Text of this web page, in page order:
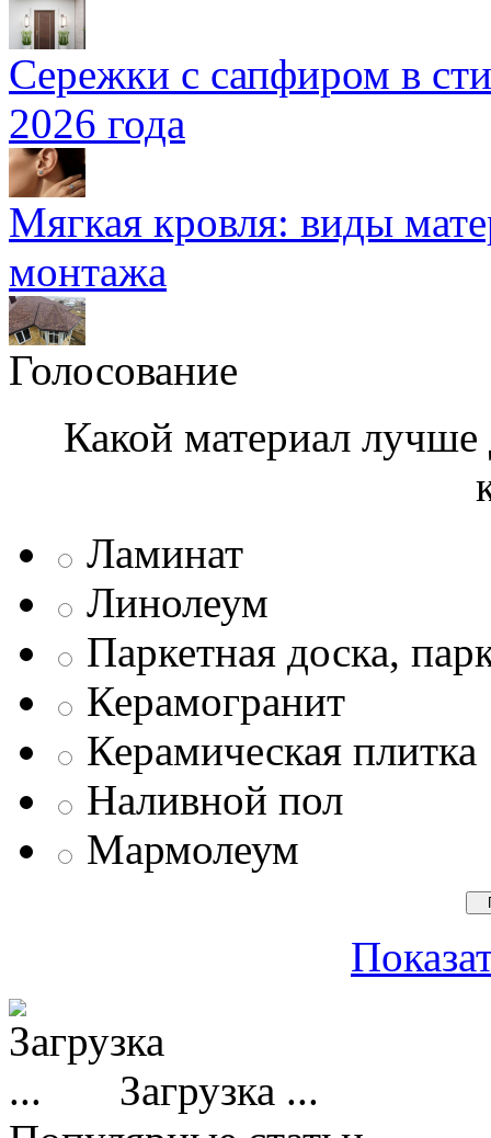
Сережки с сапфиром в
2026 года
Мягкая кровля: виды
монтажа
Голосование
Какой материал
Ламинат
Линолеум
Паркетная доска,
Керамогранит
Керамическая плитка
Наливной пол
Мармолеум
Загрузка ...